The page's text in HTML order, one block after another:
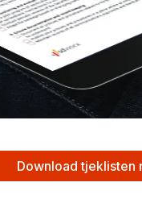
Download tjeklisten